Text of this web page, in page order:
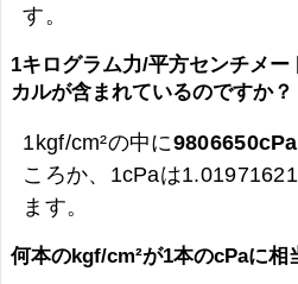
す。
1キログラム力/平方センチメ
カルが含まれているのですか？
1kgf/cm²の中に9806650cPa
ころか、1cPaは
ます。
何本のkgf/cm²が1本のcPaに相